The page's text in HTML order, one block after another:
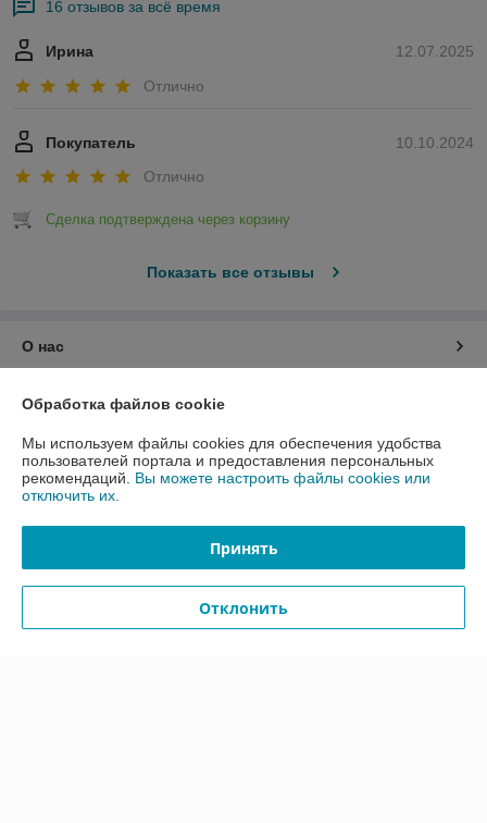
16 отзывов за всё время
12.07.2025
Ирина
Отлично
10.10.2024
Покупатель
Отлично
Сделка подтверждена через корзину
Показать все отзывы
О нас
Контакты
Доставка и оплата
График работы
Политика обработки cookies
Обработка файлов cookie
Мы используем файлы cookies для обеспечения удобства
пользователей портала и предоставления персональных
рекомендаций. Вы можете настроить файлы cookies или
отключить их.
Принять
Отклонить